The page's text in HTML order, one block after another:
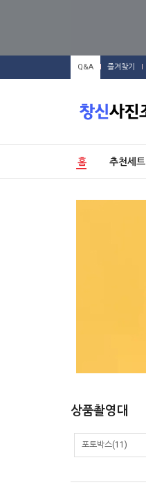
Q&A 즐겨찾기
홈 추천세트
상품촬영대
포토박스(11)